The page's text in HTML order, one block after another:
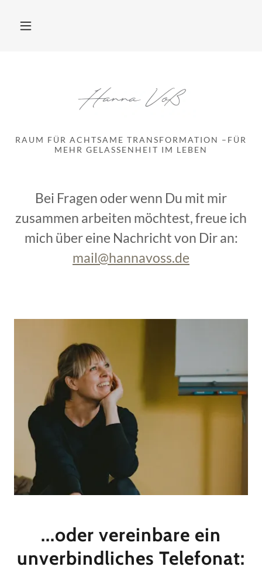
RAUM FÜR ACHTSAME TRANSFORMATION –FÜR
MEHR GELASSENHEIT IM LEBEN
Bei Fragen oder wenn Du mit mir
zusammen arbeiten möchtest, freue ich
mich über eine Nachricht von Dir an:
mail@hannavoss.de
...oder vereinbare ein
unverbindliches Telefonat: